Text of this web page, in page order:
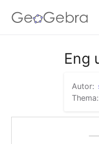
Eng
Autor:
Thema: